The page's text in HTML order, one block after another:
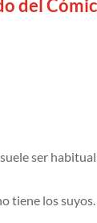
del
ser
tiene los